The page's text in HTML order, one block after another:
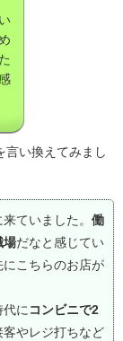
言い換えてみまし
ていました。 働
場だなと感じてい
こちらのお店が
に コンビニで2
客やレジ打ちなど